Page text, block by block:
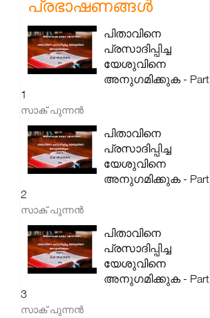
പ്രഭാഷണങ്ങൾ
പിതാവിനെ
പ്രസാദിപ്പിച്ച
യേശുവിനെ
അനുഗമിക്കുക - Part
1
സാക് പുന്നൻ
പിതാവിനെ
പ്രസാദിപ്പിച്ച
യേശുവിനെ
അനുഗമിക്കുക - Part
2
സാക് പുന്നൻ
പിതാവിനെ
പ്രസാദിപ്പിച്ച
യേശുവിനെ
അനുഗമിക്കുക - Part
3
സാക് പുന്നൻ